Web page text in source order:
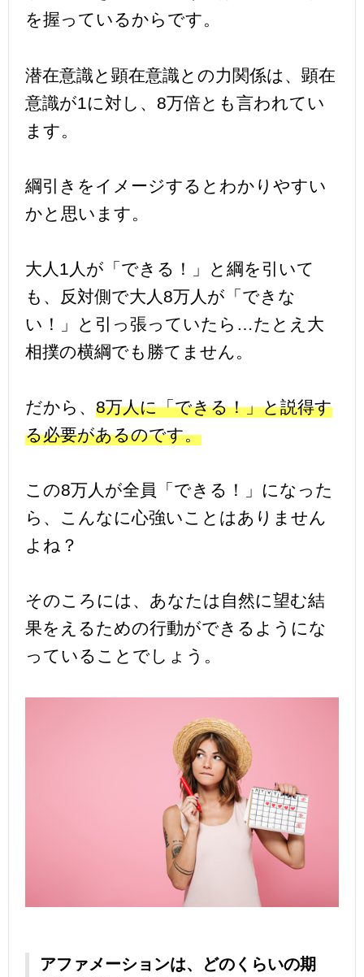
を握っているからです。
潜在意識と顕在意識との力関係は、顕在
意識が1に対し、8万倍とも言われてい
ます。
綱引きをイメージするとわかりやすい
かと思います。
大人1人が「できる！」と綱を引いて
も、反対側で大人8万人が「できな
い！」と引っ張っていたら…たとえ大
相撲の横綱でも勝てません。
だから、 8万人に「できる！」と説得す
る必要があるのです。
この8万人が全員「できる！」になった
ら、こんなに心強いことはありません
よね？
そのころには、あなたは自然に望む結
果をえるための行動ができるようにな
っていることでしょう。
アファメーションは、どのくらいの期